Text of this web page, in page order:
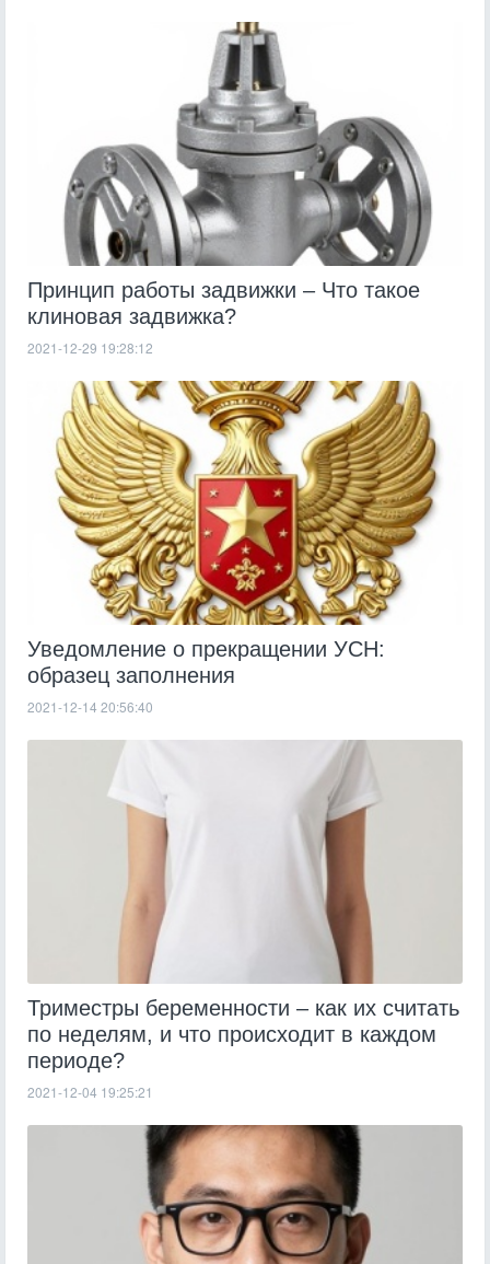
Принцип работы задвижки – Что такое
клиновая задвижка?
2021-12-29 19:28:12
Уведомление о прекращении УСН:
образец заполнения
2021-12-14 20:56:40
Триместры беременности – как их считать
по неделям, и что происходит в каждом
периоде?
2021-12-04 19:25:21